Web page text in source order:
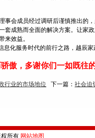
会成员经过调研后谨慎推出的
成熟而全面的解决方案。让家
来效益。
化服务时代的前行之路，越辰家
傲，多谢你们一如既往
行业的市场地位 下一篇： 社会迫
权所有 网站地图